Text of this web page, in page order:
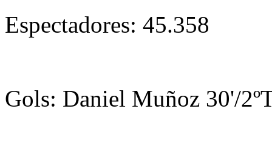
Espectadores: 45.358
Gols: Daniel Muñoz 30'/